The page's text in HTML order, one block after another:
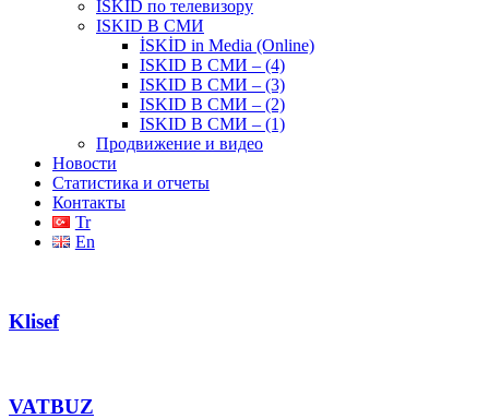
ISKID по телевизору
ISKID В СМИ
İSKİD in Media (Online)
ISKID В СМИ – (4)
ISKID В СМИ – (3)
ISKID В СМИ – (2)
ISKID В СМИ – (1)
Продвижение и видео
Новости
Статистика и отчеты
Контакты
Tr
En
Klisef
VATBUZ